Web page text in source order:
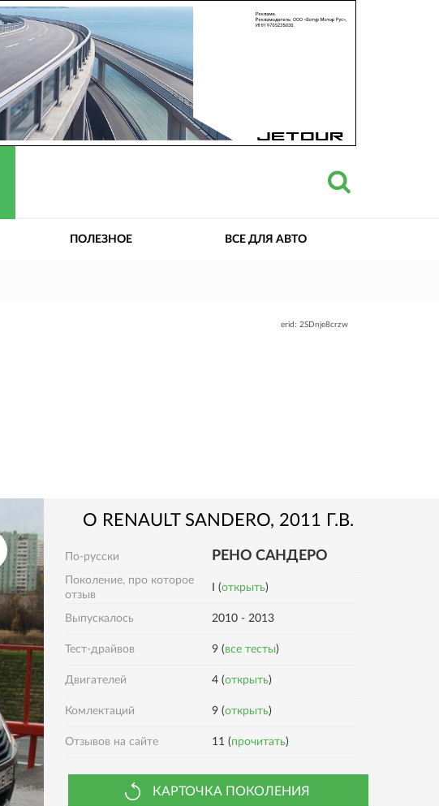
ПОЛЕЗНОЕ ВСЕ ДЛЯ АВТО
erid: 2SDnje8crzw
О RENAULT SANDERO, 2011 Г.В.
По-русски РЕНО САНДЕРО
Поколение, про которое
отзыв
I (открыть)
Выпускалось 2010 - 2013
Тест-драйвов 9 (все тесты)
Двигателей 4 (открыть)
Комлектаций 9 (открыть)
Отзывов на сайте 11 (прочитать)
КАРТОЧКА ПОКОЛЕНИЯ